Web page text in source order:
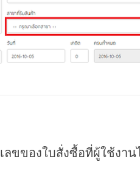
ขของใบสั่งซื้อที่ผู้ใช้งาน